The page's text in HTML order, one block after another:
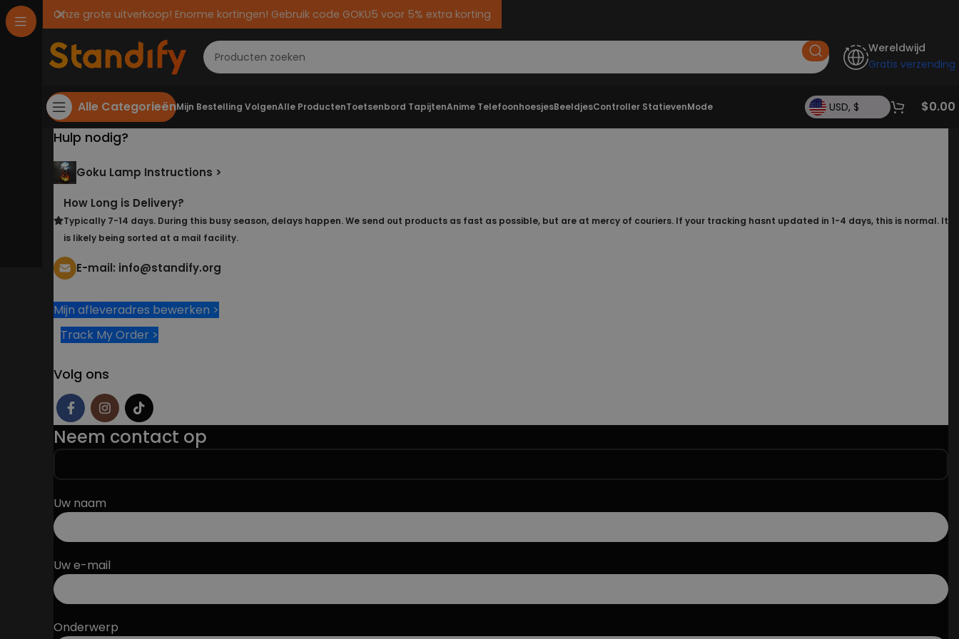
Wereldwijd
Gratis verzending
Alle CategorieënMijn Bestelling VolgenAlle ProductenToetsenbord TapijtenAnime TelefoonhoesjesBeeldjesController StatievenMode USD, $ $0.00
Hulp nodig?
Goku Lamp Instructions >
How Long is Delivery?
Typically 7-14 days. During this busy season, delays happen. We send out products as fast as possible, but are at mercy of couriers. If your tracking hasnt updated in 1-4 days, this is normal. It
is likely being sorted at a mail facility.
E-mail: info@standify.org
Mijn afleveradres bewerken >
Track My Order >
Volg ons
Neem contact op
Uw naam
Uw e-mail
Onderwerp
Onze grote uitverkoop! Enorme kortingen! Gebruik code GOKU5 voor 5% extra korting